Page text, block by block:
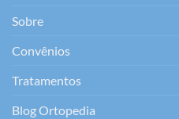
Sobre
Convênios
Tratamentos
Blog Ortopedia